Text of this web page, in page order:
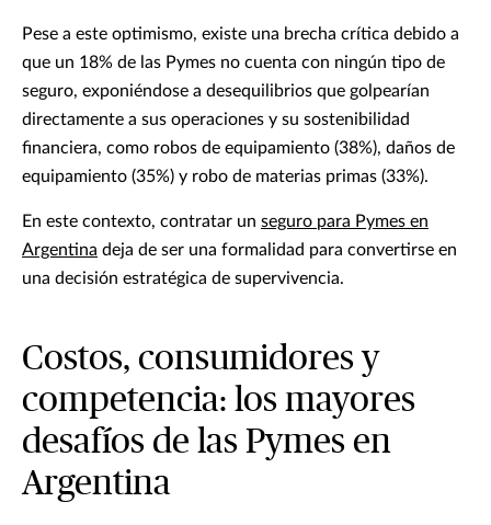
Pese a este optimismo, existe una brecha crítica debido a
que un 18% de las Pymes no cuenta con ningún tipo de
seguro, exponiéndose a desequilibrios que golpearían
directamente a sus operaciones y su sostenibilidad
financiera, como robos de equipamiento (38%), daños de
equipamiento (35%) y robo de materias primas (33%).
En este contexto, contratar un seguro para Pymes en
Argentina deja de ser una formalidad para convertirse en
una decisión estratégica de supervivencia.
Costos, consumidores y
competencia: los mayores
desafíos de las Pymes en
Argentina